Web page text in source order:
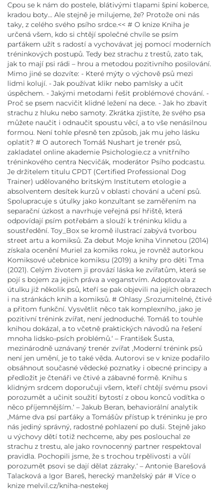
Cpou se k nám do postele, blátivými tlapami špiní koberce,
kradou boty... Ale stejně je milujeme, že? Protože oni nás
taky, z celého svého psího srdce.<< # O knize Kniha je
určená všem, kdo si chtějí společné chvíle se psím
parťákem užít s radostí a vychovávat jej pomocí moderních
tréninkových postupů. Tedy bez strachu z trestů, zato tak,
jak to mají psi rádi – hrou a metodou pozitivního posilování.
Mimo jiné se dozvíte: - Které mýty o výchově psů mezi
lidmi kolují. - Jak používat klikr nebo pamlsky a učit
úspěchem. - Jakými metodami řešit problémové chování. -
Proč se psem nacvičit klidné ležení na dece. - Jak ho zbavit
strachu z hluku nebo samoty. Zkrátka zjistíte, že svého psa
můžete naučit i odnaučit spoustu věcí, a to vše nenásilnou
formou. Není tohle přesně ten způsob, jak mu jeho lásku
oplatit? # O autorech Tomáš Nushart je trenér psů,
zakladatel online akademie Psichologie.cz a vnitřního
tréninkového centra Necvičák, moderátor Psího podcastu.
Je držitelem titulu CPDT (Certified Professional Dog
Trainer) udělovaného britským Institutem etologie a
absolventem desítek kurzů v oblasti chování a učení psů.
Spolupracuje s útulky jako konzultant se zaměřením na
separační úzkost a navrhuje veřejná psí hřiště, která
odpovídají psím potřebám a slouží k tréninku klidu a
soustředění. Toy_Box se kromě ilustrací zabývá tvorbou
street artu a komiksů. Za debut Moje kniha Vinnetou (2014)
získala ocenění Muriel za komiks roku, je rovněž autorkou
Komiksové učebnice komiksu (2019) a knihy pro děti Tma
(2021). Celým životem ji provází láska ke zvířatům, která se
pojí s bojem za jejich práva a veganstvím. Adoptovala z
útulku již několik psů, kteří se pak objevili na jejích obrazech
i na stránkách knih a komiksů. # Ohlasy ,Srozumitelné, čtivé
a přitom funkční. Vysvětlit něco tak komplex­ní­­­ho, jako je
pozitivní trénink zvířat, není jednoduché. Tomáš to touhle
knihou dokázal, a to včetně praktických návodů na řešení
mnoha lidsko-psích problémů.‘ – František Šusta,
mezinárodně uznávaný trenér zvířat ,Moderní trénink psů
není jen umění, je to také věda. Autorovi se v knize podařilo
obsáhnout současné vědecké poznatky i obecné principy a
předložit je čtenáři ve čtivé a zábavné formě. Knihu s
klidným srdcem doporučuji všem, kteří chtějí svému psovi
porozumět a učinit soužití bytostí z obou konců vodítka o
něco příjemnějším.‘ – Jakub Beran, behaviorální analytik
,Máme dva psí parťáky a Tomášův přístup k tréninku je pro
nás jediný správný, radostné pohlazení po duši. Stejně jako
u výchovy dětí totiž nechceme, aby pes poslouchal ze
strachu z trestu, ale jako rovnocenný partner respektoval
pravidla. Pochopili jsme, že s trochou trpělivosti a vůlí
porozumět psovi se dají dělat zázraky.‘ – Antonie Barešová
Talacková a Igor Bareš, herecký manželský pár # Více o
knize melvil.cz/kniha-nestekej